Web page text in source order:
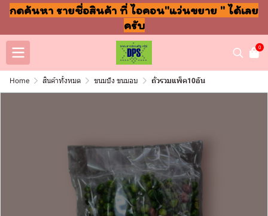
กดค้นหา รายชื่อสินค้า ที่ ไอคอน"แว่นขยาย " ได้เลย
ครับ
0
Home สินค้าทั้งหมด ขนมปัง ขนมอบ ถั่วรวมแพ็ค10อัน